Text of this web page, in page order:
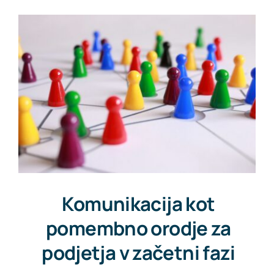
Pišite nam
Komunikacija kot
pomembno orodje za
podjetja v začetni fazi